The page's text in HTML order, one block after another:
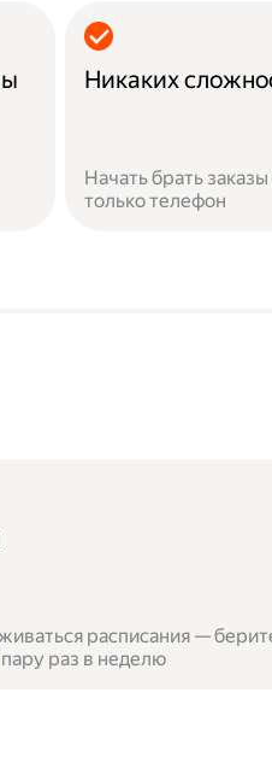
Никаких
Начать брать
только телефон
расписания —
раз в неделю